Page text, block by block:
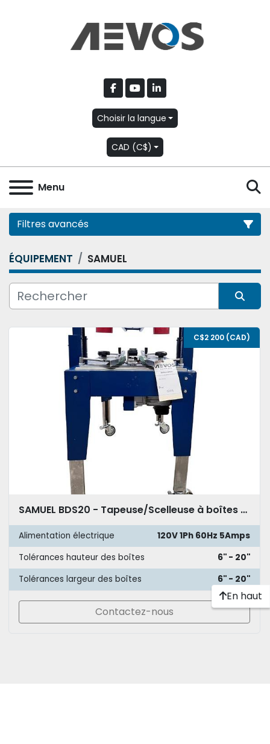
facebook
youtubelinkedin
Choisir la langue
CAD (C$)
Menu
Filtres avancés
Catégorie
Condition
ÉQUIPEMENT SAMUEL
C$2 200 (CAD)
SAMUEL BDS20 - Tapeuse/Scelleuse à boîtes semi-automatique dessous
Alimentation électrique
120V 1Ph 60Hz 5Amps
Tolérances hauteur des boîtes
6'' - 20''
Tolérances largeur des boîtes
6'' - 20''
Contactez-nous
En haut